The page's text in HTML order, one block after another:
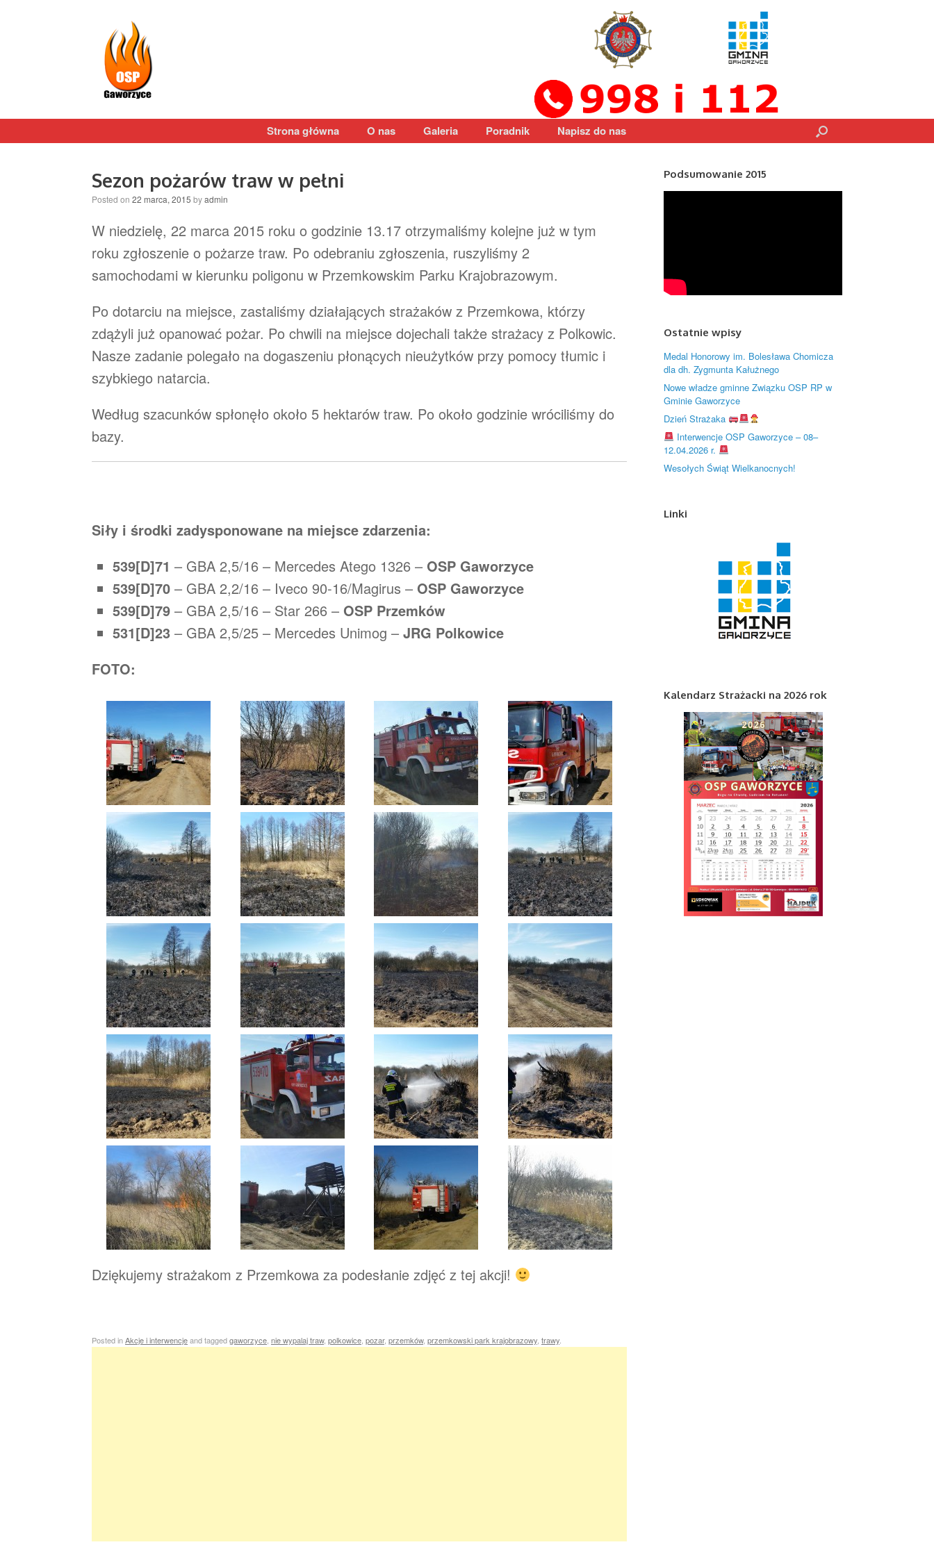
Strona główna O nas Galeria Poradnik Napisz do nas
Sezon pożarów traw w pełni
Posted on 22 marca, 2015 byadmin
W niedzielę, 22 marca 2015 roku o godzinie 13.17 otrzymaliśmy kolejne już w tym
roku zgłoszenie o pożarze traw. Po odebraniu zgłoszenia, ruszyliśmy 2
samochodami w kierunku poligonu w Przemkowskim Parku Krajobrazowym.
Po dotarciu na miejsce, zastaliśmy działających strażaków z Przemkowa, którzy
zdążyli już opanować pożar. Po chwili na miejsce dojechali także strażacy z Polkowic.
Nasze zadanie polegało na dogaszeniu płonących nieużytków przy pomocy tłumic i
szybkiego natarcia.
Według szacunków spłonęło około 5 hektarów traw. Po około godzinie wróciliśmy do
bazy.
Siły i środki zadysponowane na miejsce zdarzenia:
539[D]71 – GBA 2,5/16 – Mercedes Atego 1326 – OSP Gaworzyce
539[D]70 – GBA 2,2/16 – Iveco 90-16/Magirus – OSP Gaworzyce
539[D]79 – GBA 2,5/16 – Star 266 – OSP Przemków
531[D]23 – GBA 2,5/25 – Mercedes Unimog – JRG Polkowice
FOTO:
Dziękujemy strażakom z Przemkowa za podesłanie zdjęć z tej akcji!
Posted inAkcje i interwencjeand taggedgaworzyce nie wypalaj traw, polkowice pozar, przemków, przemkowski park krajobrazowy trawy
Podsumowanie 2015
Ostatnie wpisy
Medal Honorowy im. Bolesława Chomicza
dla dh. Zygmunta Kałużnego
Nowe władze gminne Związku OSP RP w
Gminie Gaworzyce
Dzień Strażaka
Interwencje OSP Gaworzyce – 08–
12.04.2026 r.
Wesołych Świąt Wielkanocnych!
Linki
Kalendarz Strażacki na 2026 rok